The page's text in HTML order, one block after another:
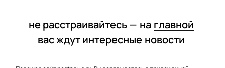
не расстраивайтесь — на главной
вас ждут интересные новости